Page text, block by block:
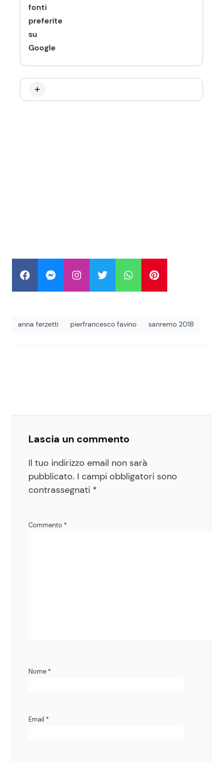
fonti
preferite
su
Google
anna ferzetti pierfrancesco favino sanremo 2018
Lascia un commento
Il tuo indirizzo email non sarà
pubblicato. I campi obbligatori sono
contrassegnati *
Commento *
Nome *
Email *